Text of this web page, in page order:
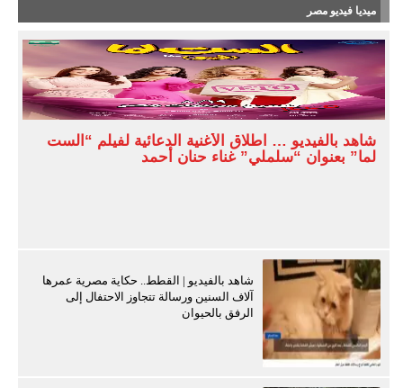
ميديا فيديو مصر
شاهد بالفيديو … اطلاق الأغنية الدعائية لفيلم “الست
لما” بعنوان “سلملي” غناء حنان أحمد
شاهد بالفيديو | القطط.. حكاية مصرية عمرها
آلاف السنين ورسالة تتجاوز الاحتفال إلى
الرفق بالحيوان